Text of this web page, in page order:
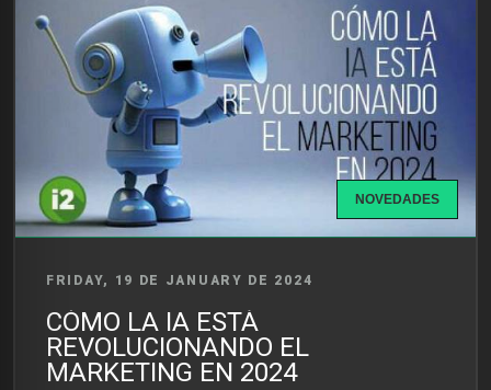
NOVEDADES
FRIDAY, 19 DE JANUARY DE 2024
CÓMO LA IA ESTÁ
REVOLUCIONANDO EL
MARKETING EN 2024